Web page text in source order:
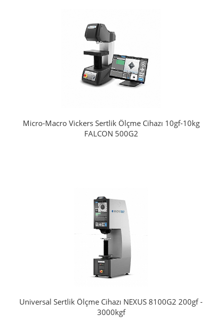
Micro-Macro Vickers Sertlik Ölçme Cihazı 10gf-10kg
FALCON 500G2
Universal Sertlik Ölçme Cihazı NEXUS 8100G2 200gf -
3000kgf